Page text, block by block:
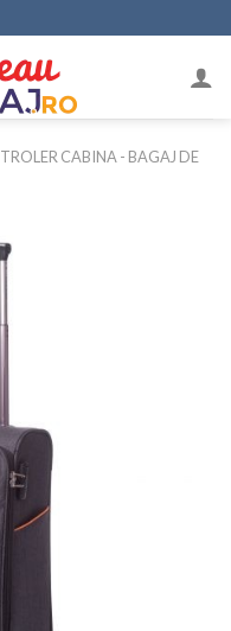
TROLER CABINA - BAGAJ DE